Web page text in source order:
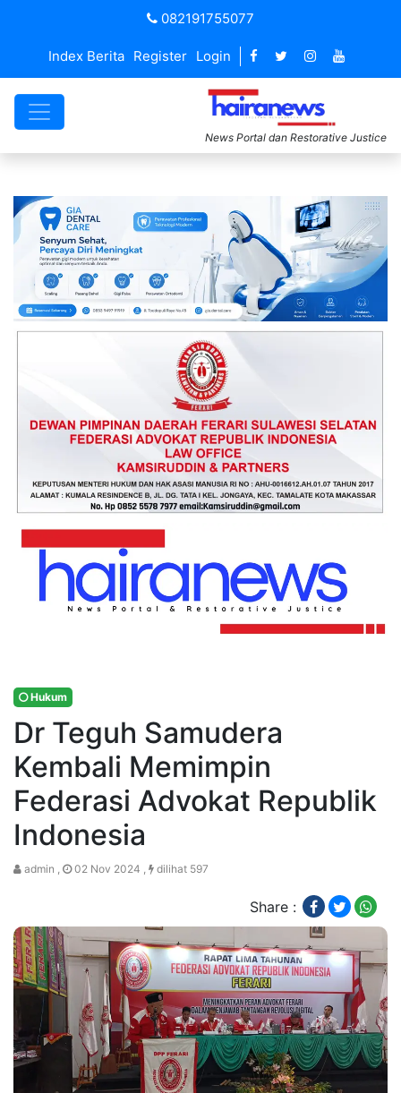
082191755077
Index Berita Register Login
News Portal dan Restorative Justice
Hukum
Dr Teguh Samudera
Kembali Memimpin
Federasi Advokat Republik
Indonesia
admin , 02 Nov 2024 , dilihat 597
Share :